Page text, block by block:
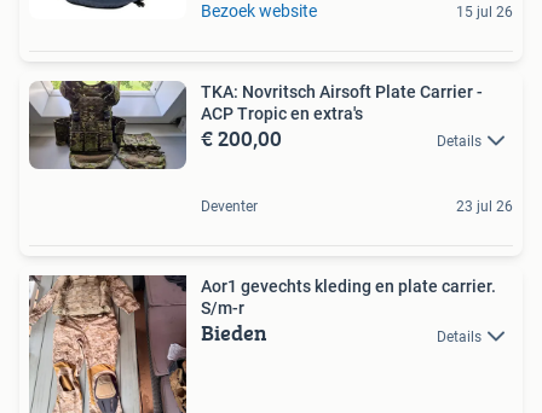
Bezoek website 15 jul 26
TKA: Novritsch Airsoft Plate Carrier -
ACP Tropic en extra's
€ 200,00 Details
Deventer 23 jul 26
Aor1 gevechts kleding en plate carrier.
S/m-r
Bieden Details